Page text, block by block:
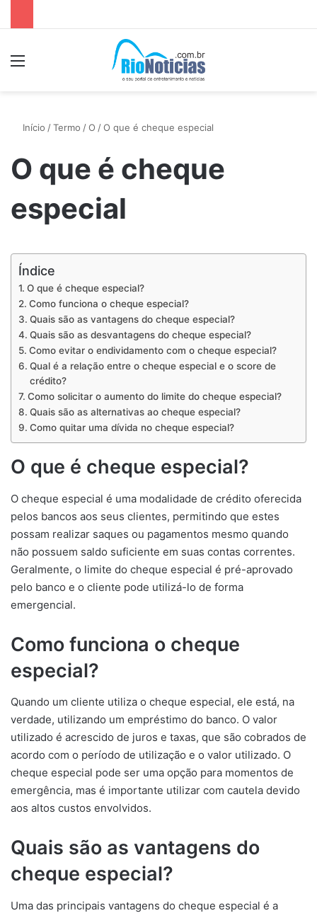
Início /Termo /O /O que é cheque especial
O que é cheque
especial
Índice
O que é cheque especial?
Como funciona o cheque especial?
Quais são as vantagens do cheque especial?
Quais são as desvantagens do cheque especial?
Como evitar o endividamento com o cheque especial?
Qual é a relação entre o cheque especial e o score de
crédito?
Como solicitar o aumento do limite do cheque especial?
Quais são as alternativas ao cheque especial?
Como quitar uma dívida no cheque especial?
O que é cheque especial?
O cheque especial é uma modalidade de crédito oferecida
pelos bancos aos seus clientes, permitindo que estes
possam realizar saques ou pagamentos mesmo quando
não possuem saldo suficiente em suas contas correntes.
Geralmente, o limite do cheque especial é pré-aprovado
pelo banco e o cliente pode utilizá-lo de forma
emergencial.
Como funciona o cheque
especial?
Quando um cliente utiliza o cheque especial, ele está, na
verdade, utilizando um empréstimo do banco. O valor
utilizado é acrescido de juros e taxas, que são cobrados de
acordo com o período de utilização e o valor utilizado. O
cheque especial pode ser uma opção para momentos de
emergência, mas é importante utilizar com cautela devido
aos altos custos envolvidos.
Quais são as vantagens do
cheque especial?
Uma das principais vantagens do cheque especial é a